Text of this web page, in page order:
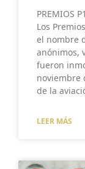
PREMIOS
Los
el nombre
anónimos,
fueron
noviembre
de la
LEER MÁS